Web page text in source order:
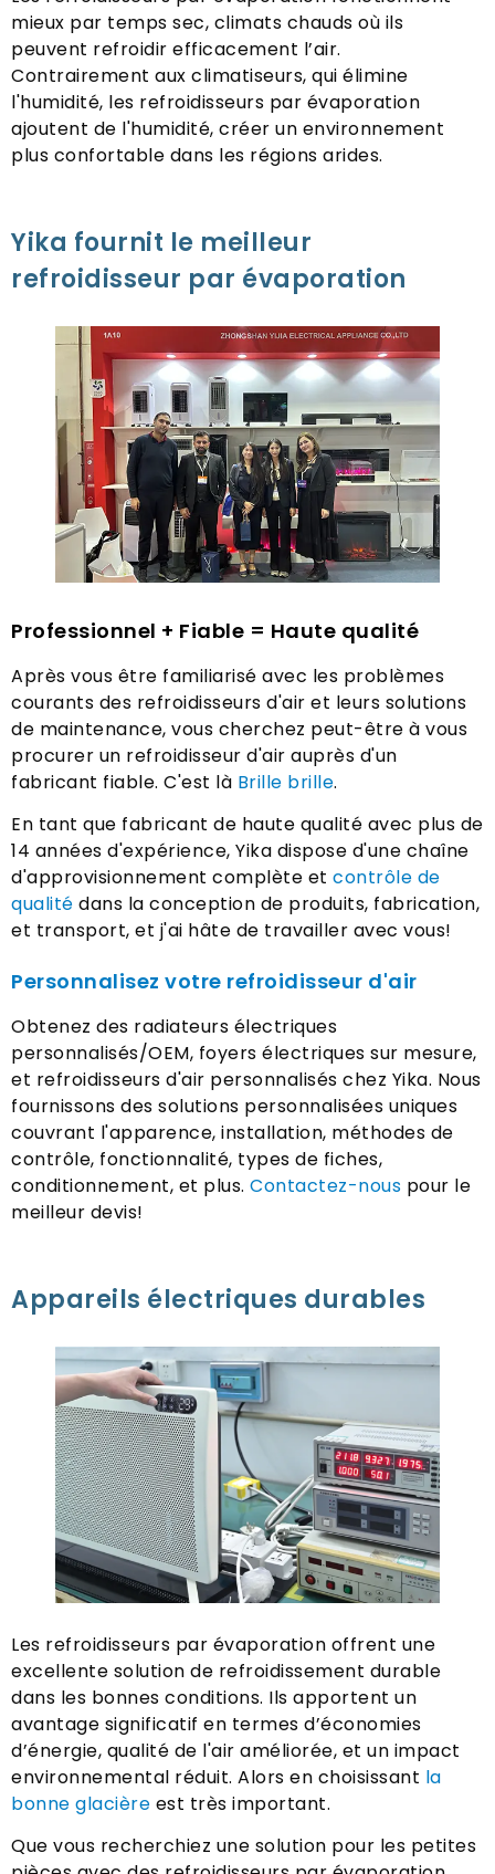
mieux par temps sec, climats chauds où ils
peuvent refroidir efficacement l’air.
Contrairement aux climatiseurs, qui élimine
l'humidité, les refroidisseurs par évaporation
ajoutent de l'humidité, créer un environnement
plus confortable dans les régions arides.
Yika fournit le meilleur
refroidisseur par évaporation
Professionnel + Fiable = Haute qualité
Après vous être familiarisé avec les problèmes
courants des refroidisseurs d'air et leurs solutions
de maintenance, vous cherchez peut-être à vous
procurer un refroidisseur d'air auprès d'un
fabricant fiable. C'est là Brille brille.
En tant que fabricant de haute qualité avec plus de
14 années d'expérience, Yika dispose d'une chaîne
d'approvisionnement complète et contrôle de
qualité dans la conception de produits, fabrication,
et transport, et j'ai hâte de travailler avec vous!
Personnalisez votre refroidisseur d'air
Obtenez des radiateurs électriques
personnalisés/OEM, foyers électriques sur mesure,
et refroidisseurs d'air personnalisés chez Yika. Nous
fournissons des solutions personnalisées uniques
couvrant l'apparence, installation, méthodes de
contrôle, fonctionnalité, types de fiches,
conditionnement, et plus. Contactez-nous pour le
meilleur devis!
Appareils électriques durables
Les refroidisseurs par évaporation offrent une
excellente solution de refroidissement durable
dans les bonnes conditions. Ils apportent un
avantage significatif en termes d’économies
d’énergie, qualité de l'air améliorée, et un impact
environnemental réduit. Alors en choisissant la
bonne glacière est très important.
Que vous recherchiez une solution pour les petites